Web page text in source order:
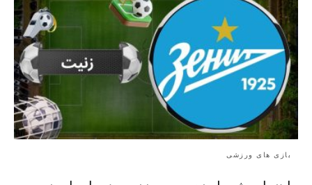
بازی های ورزشی